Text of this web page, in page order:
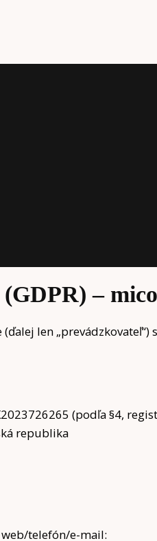
–
len
(podľa §4,
republika
telefón/e-mail: